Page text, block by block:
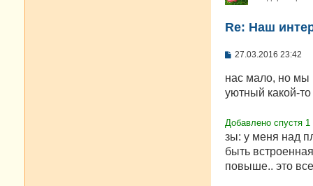
Re: Наш
С
о
б
щ
и
е
27.03.2016 23:42
нас мало, но мы
уютный какой-
Добавлено спустя
зы: у меня над
быть
повыше.. это